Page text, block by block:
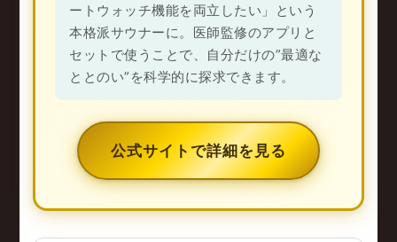
ートウォッチ機能を両立したい」という
本格派サウナーに。医師監修のアプリと
セットで使うことで、自分だけの”最適な
ととのい”を科学的に探求できます。
公式サイトで詳細を見る